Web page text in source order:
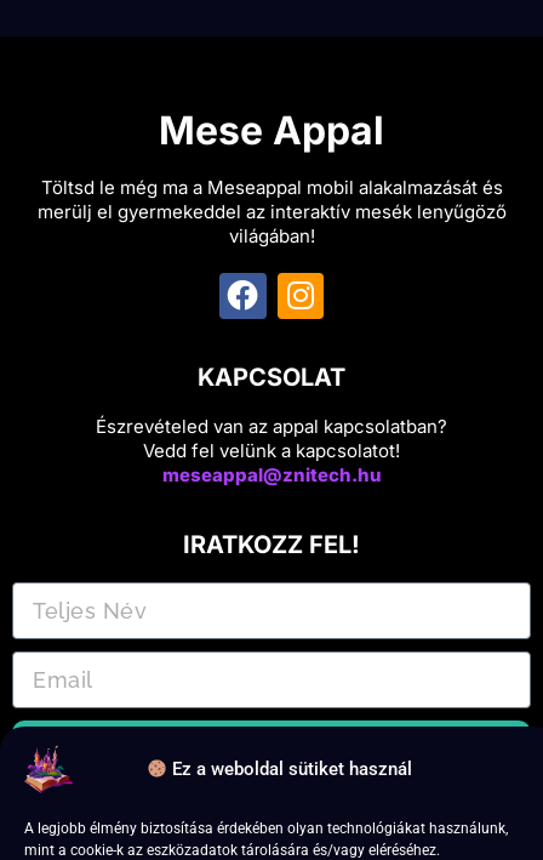
Ez a weboldal sütiket használ
A legjobb élmény biztosítása érdekében olyan technológiákat használunk,
mint a cookie-k az eszközadatok tárolására és/vagy eléréséhez.
Mese Appal
Töltsd le még ma a Meseappal mobil alakalmazását és
merülj el gyermekeddel az interaktív mesék lenyűgöző
világában!
KAPCSOLAT
Észrevételed van az appal kapcsolatban?
Vedd fel velünk a kapcsolatot!
meseappal@znitech.hu
IRATKOZZ FEL!
Iratkozz fel és csatlakozz a 7 napos próba időszakhoz!